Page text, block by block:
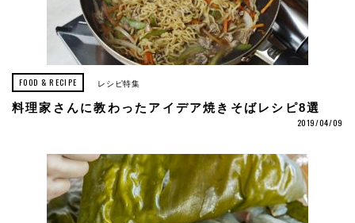
FOOD & RECIPE レシピ特集
料理家さんに教わったアイデア焼きそばレシピ8選
2019/04/09